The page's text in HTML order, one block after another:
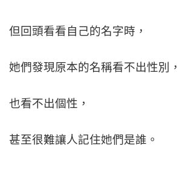
但回頭看看自己的名字時，
她們發現原本的名稱看不出性別，
也看不出個性，
甚至很難讓人記住她們是誰。